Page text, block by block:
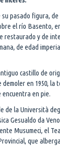
pasado figura,
el río Basento,
restaurado y de
de edad
castillo de
en 1950, la
en pie.
de la Università
Gesualdo da
Musumeci, el
que